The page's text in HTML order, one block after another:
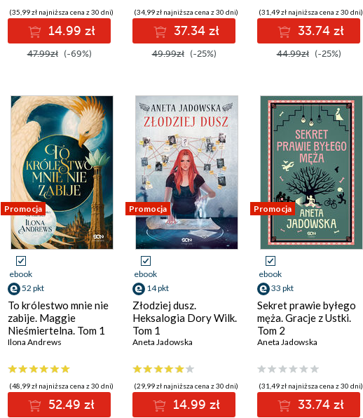
(35,99 zł najniższa cena z 30 dni)
14.99 zł
47.99zł (-69%)
(34,99 zł najniższa cena z 30 dni)
37.34 zł
49.99zł (-25%)
(31,49 zł najniższa cena z 30 dni)
33.74 zł
44.99zł (-25%)
Promocja
ebook
52 pkt
To królestwo mnie nie
zabije. Maggie
Nieśmiertelna. Tom 1
Ilona Andrews
(48,99 zł najniższa cena z 30 dni)
52.49 zł
Promocja
ebook
14 pkt
Złodziej dusz.
Heksalogia Dory Wilk.
Tom 1
Aneta Jadowska
(29,99 zł najniższa cena z 30 dni)
14.99 zł
Promocja
ebook
33 pkt
Sekret prawie byłego
męża. Gracje z Ustki.
Tom 2
Aneta Jadowska
(31,49 zł najniższa cena z 30 dni)
33.74 zł